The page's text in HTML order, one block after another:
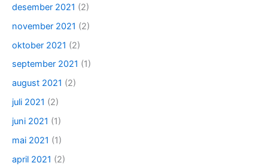
desember 2021 (2)
november 2021 (2)
oktober 2021 (2)
september 2021 (1)
august 2021 (2)
juli 2021 (2)
juni 2021 (1)
mai 2021 (1)
april 2021 (2)